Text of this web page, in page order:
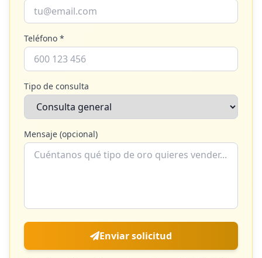
Teléfono *
Tipo de consulta
Mensaje (opcional)
Enviar solicitud